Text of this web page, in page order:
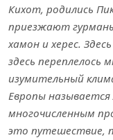
Кихот, родились
приезжают
хамон и херес.
здесь переплелось
изумительный
Европы
многочисленным
это путешествие,